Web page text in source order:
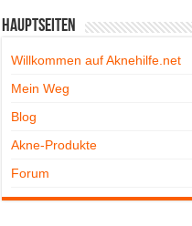
Hauptseiten
Willkommen auf Aknehilfe.net
Mein Weg
Blog
Akne-Produkte
Forum